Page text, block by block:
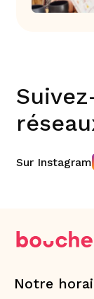
Sur Instagram
Notre